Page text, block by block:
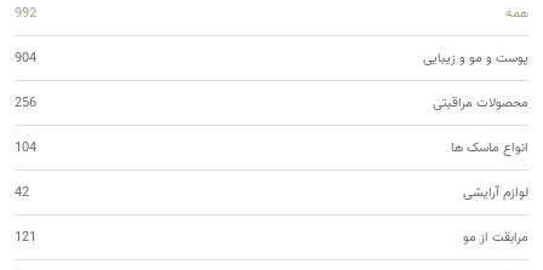
همه 992
پوست و مو و زیبایی 904
محصولات مراقبتی 256
انواع ماسک ها 104
لوازم آرایشی 42
مرابقت از مو 121